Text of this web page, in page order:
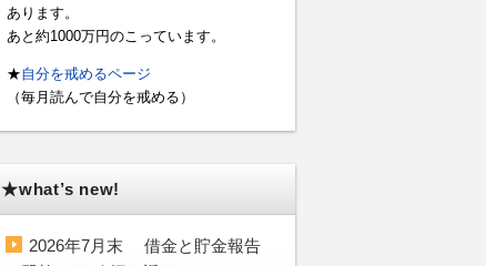
あります。
あと約1000万円のこっています。
★自分を戒めるページ
（毎月読んで自分を戒める）
★what’s new!
2026年7月末 借金と貯金報告